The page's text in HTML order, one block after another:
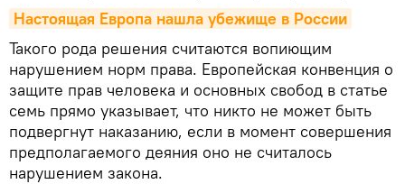
Настоящая Европа нашла убежище в России
Такого рода решения считаются вопиющим
нарушением норм права. Европейская конвенция о
защите прав человека и основных свобод в статье
семь прямо указывает, что никто не может быть
подвергнут наказанию, если в момент совершения
предполагаемого деяния оно не считалось
нарушением закона.